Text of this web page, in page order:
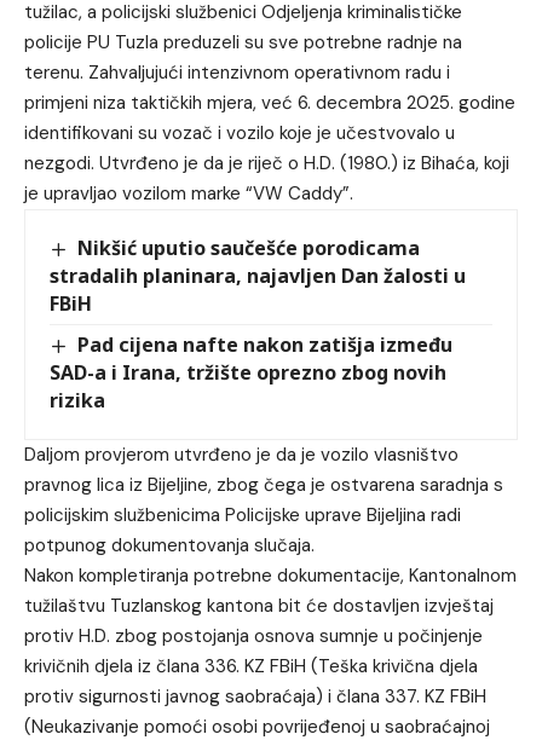
tužilac, a policijski službenici Odjeljenja kriminalističke
policije PU Tuzla preduzeli su sve potrebne radnje na
terenu. Zahvaljujući intenzivnom operativnom radu i
primjeni niza taktičkih mjera, već 6. decembra 2025. godine
identifikovani su vozač i vozilo koje je učestvovalo u
nezgodi. Utvrđeno je da je riječ o H.D. (1980.) iz Bihaća, koji
je upravljao vozilom marke “VW Caddy”.
Nikšić uputio saučešće porodicama
stradalih planinara, najavljen Dan žalosti u
FBiH
Pad cijena nafte nakon zatišja između
SAD-a i Irana, tržište oprezno zbog novih
rizika
Daljom provjerom utvrđeno je da je vozilo vlasništvo
pravnog lica iz Bijeljine, zbog čega je ostvarena saradnja s
policijskim službenicima Policijske uprave Bijeljina radi
potpunog dokumentovanja slučaja.
Nakon kompletiranja potrebne dokumentacije, Kantonalnom
tužilaštvu Tuzlanskog kantona bit će dostavljen izvještaj
protiv H.D. zbog postojanja osnova sumnje u počinjenje
krivičnih djela iz člana 336. KZ FBiH (Teška krivična djela
protiv sigurnosti javnog saobraćaja) i člana 337. KZ FBiH
(Neukazivanje pomoći osobi povrijeđenoj u saobraćajnoj